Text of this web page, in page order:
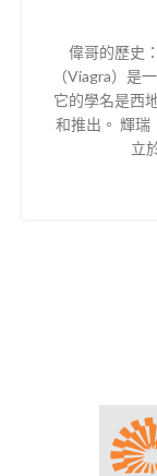
偉哥的歷史
（Viagra）是
它的學名是西
和推出。 輝瑞
立